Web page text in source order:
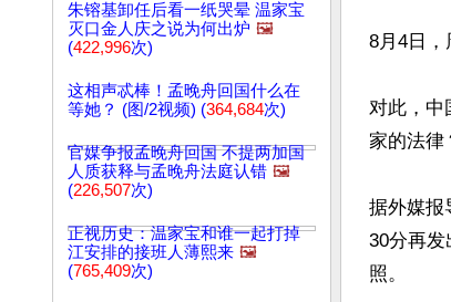
朱镕基卸任后看一纸哭晕 温家宝
灭口金人庆之说为何出炉 🖼️
(422,996次)
这相声忒棒！孟晚舟回国什么在
等她？ (图/2视频) (364,684次)
官媒争报孟晚舟回国 不提两加国
人质获释与孟晚舟法庭认错 🖼️
(226,507次)
正视历史：温家宝和谁一起打掉
江安排的接班人薄熙来 🖼️
(765,409次)
8月4日，
对此，中
家的法律
据外媒报
30分再
照。